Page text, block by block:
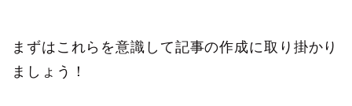
まずはこれらを意識して記事の作成に取り掛かり
ましょう！